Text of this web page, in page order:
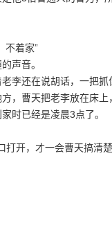
不着家”
声音。
李还在说胡话，一把
，曹天把老李放在床上
时已经是凌晨3点了。
开，才一会曹天搞清